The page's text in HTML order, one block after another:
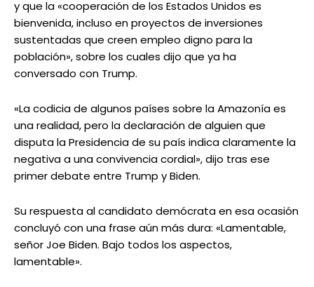
y que la «cooperación de los Estados Unidos es
bienvenida, incluso en proyectos de inversiones
sustentadas que creen empleo digno para la
población», sobre los cuales dijo que ya ha
conversado con Trump.
«La codicia de algunos países sobre la Amazonía es
una realidad, pero la declaración de alguien que
disputa la Presidencia de su país indica claramente la
negativa a una convivencia cordial», dijo tras ese
primer debate entre Trump y Biden.
Su respuesta al candidato demócrata en esa ocasión
concluyó con una frase aún más dura: «Lamentable,
señor Joe Biden. Bajo todos los aspectos,
lamentable».